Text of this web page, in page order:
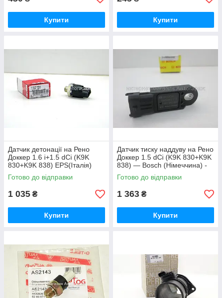
Купити Купити
Датчик детонації на Рено
Доккер 1.6 i+1.5 dCi (K9K
830+K9K 838) EPS(Італія)
1957224
Готово до відправки
1 035 ₴
Купити
Датчик тиску наддуву на Рено
Доккер 1.5 dCi (K9K 830+K9K
838) — Bosch (Німеччина) -
0281002996
Готово до відправки
1 363 ₴
Купити